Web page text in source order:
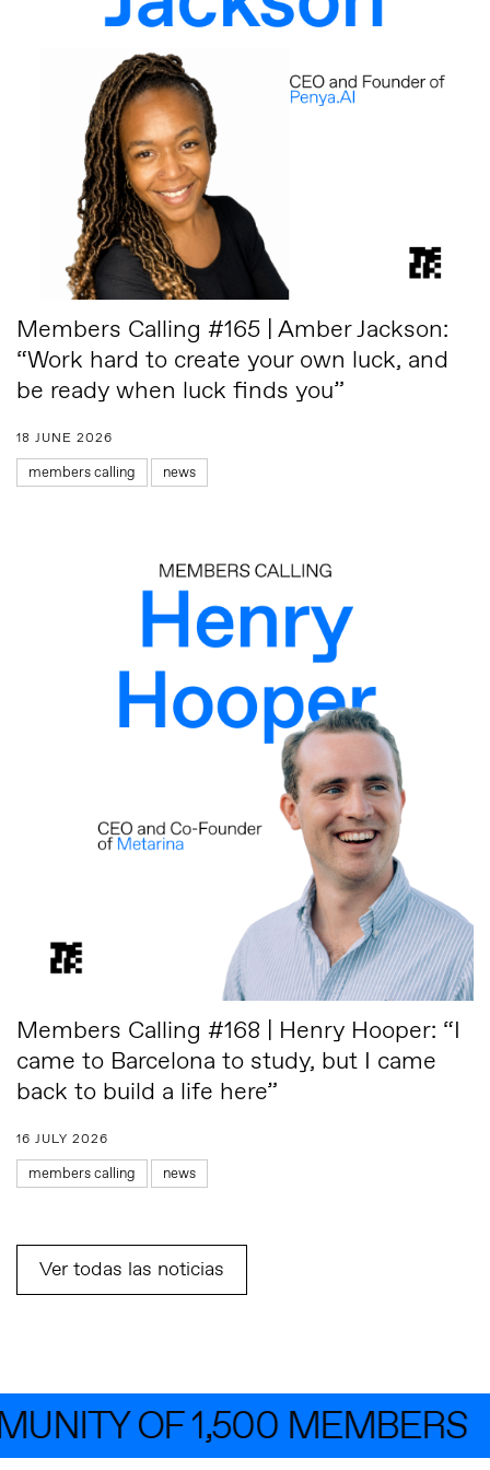
Members Calling #165 | Amber Jackson:
“Work hard to create your own luck, and
be ready when luck finds you”
18 JUNE 2026
members calling news
Members Calling #168 | Henry Hooper: “I
came to Barcelona to study, but I came
back to build a life here”
16 JULY 2026
members calling news
Ver todas las noticias
OF 1,500 MEMBERS